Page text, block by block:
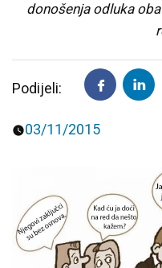
donošenja odluka
Podijeli:
03/11/2015
Kursevi
Predavanja i tribine
Porodični život u
Islamska kultura i
Inspirativne priče i